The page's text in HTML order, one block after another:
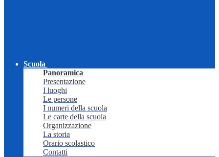
Scuola
Panoramica
Presentazione
I luoghi
Le persone
I numeri della scuola
Le carte della scuola
Organizzazione
La storia
Orario scolastico
Contatti